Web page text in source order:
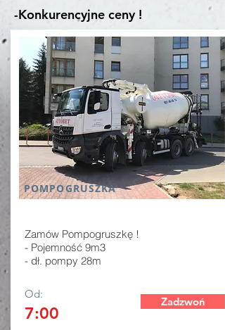
-Konkurencyjne ceny !
POMPOGRUSZKA
Zamów Pompogruszkę !
- Pojemność 9m3
- dł. pompy 28m
Od:
7:00
Zadzwoń